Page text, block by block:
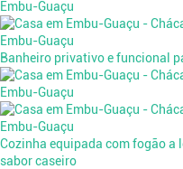
Banheiro privativo e funcional
Cozinha equipada com fogão a
sabor caseiro